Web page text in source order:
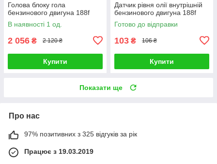
Голова блоку гола
бензинового двигуна 188f
В наявності 1 од.
2 056 ₴ 2 120 ₴
Купити
Датчик рівня олії внутрішній
бензинового двигуна 188f
Готово до відправки
103 ₴ 106 ₴
Купити
Показати ще
Про нас
97% позитивних з 325 відгуків за рік
Працює з 19.03.2019